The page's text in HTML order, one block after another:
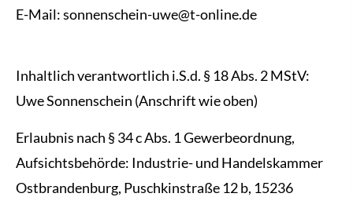
E-Mail: sonnenschein-uwe@t-online.de
Inhaltlich verantwortlich i.S.d. § 18 Abs. 2 MStV:
Uwe Sonnenschein (Anschrift wie oben)
Erlaubnis nach § 34 c Abs. 1 Gewerbeordnung,
Aufsichtsbehörde: Industrie- und Handelskammer
Ostbrandenburg, Puschkinstraße 12 b, 15236